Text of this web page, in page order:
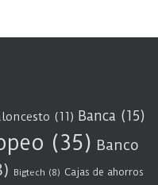
(11) Banca (15)
(35) Banco
Bigtech (8) Cajas de ahorros